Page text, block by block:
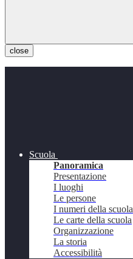
close
Scuola
Panoramica
Presentazione
I luoghi
Le persone
I numeri della scuola
Le carte della scuola
Organizzazione
La storia
Accessibilità